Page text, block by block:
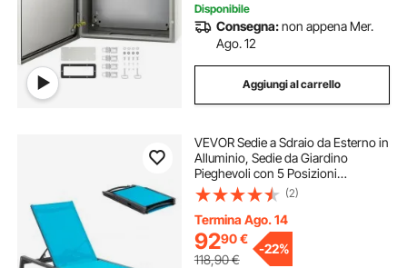
Disponibile
Consegna:non appena Mer.
Ago. 12
Aggiungi al carrello
VEVOR Sedie a Sdraio da Esterno in
Alluminio, Sedie da Giardino
Pieghevoli con 5 Posizioni
Regolabili, Sedie Piscina o
Abbronzanti Piatte Reclinabili per
Patio, Spiaggia, Piscina, Sedie a
Sdraio Blu
(2)
Termina Ago. 14
9290€
118,90€
-22%